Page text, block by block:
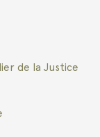
de la Justice